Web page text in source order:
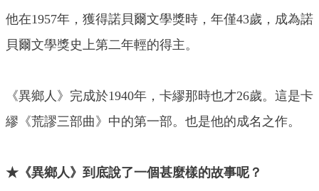
他在1957年，獲得諾貝爾文學獎時，年僅43歲，成為諾
貝爾文學獎史上第二年輕的得主。
《異鄉人》完成於1940年，卡繆那時也才26歲。這是卡
繆《荒謬三部曲》中的第一部。也是他的成名之作。
★《異鄉人》到底說了一個甚麼樣的故事呢？